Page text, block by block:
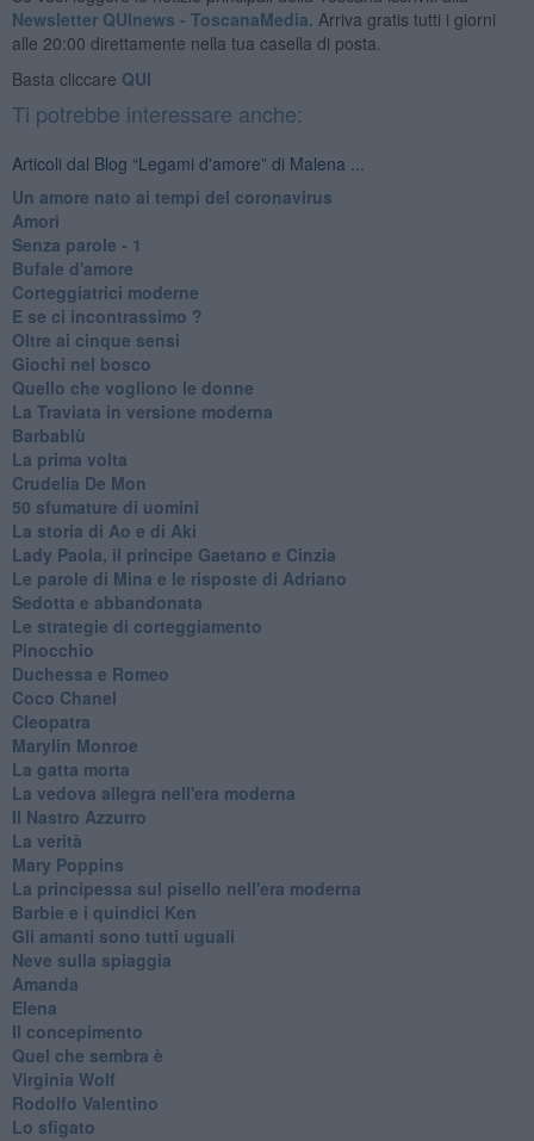
Newsletter QUInews - ToscanaMedia. Arriva gratis tutti i giorni
alle 20:00 direttamente nella tua casella di posta.
Basta cliccare QUI
Ti potrebbe interessare anche:
Articoli dal Blog “Legami d'amore” di Malena ...
Un amore nato ai tempi del coronavirus
Amori
Senza parole - 1
Bufale d'amore
Corteggiatrici moderne
E se ci incontrassimo ?
Oltre ai cinque sensi
Giochi nel bosco
Quello che vogliono le donne
La Traviata in versione moderna
Barbablù
La prima volta
Crudelia De Mon
50 sfumature di uomini
La storia di Ao e di Aki
Lady Paola, il principe Gaetano e Cinzia
Le parole di Mina e le risposte di Adriano
Sedotta e abbandonata
Le strategie di corteggiamento
Pinocchio
Duchessa e Romeo
Coco Chanel
Cleopatra
Marylin Monroe
La gatta morta
La vedova allegra nell'era moderna
​Il Nastro Azzurro
La verità
Mary Poppins
La principessa sul pisello nell'era moderna
Barbie e i quindici Ken
Gli amanti sono tutti uguali
Neve sulla spiaggia
Amanda
Elena
Il concepimento
Quel che sembra è
Virginia Wolf
Rodolfo Valentino
Lo sfigato